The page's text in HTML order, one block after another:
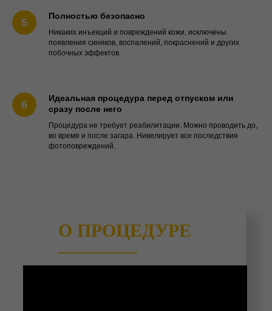
Полностью безопасно
Никаких инъекций и повреждений кожи, исключены
появления синяков, воспалений, покраснений и других
побочных эффектов.
Идеальная процедура перед отпуском или
сразу после него
Процедура не требует реабилитации. Можно проводить до,
во время и после загара. Нивелирует все последствия
фотоповреждений.
О ПРОЦЕДУРЕ